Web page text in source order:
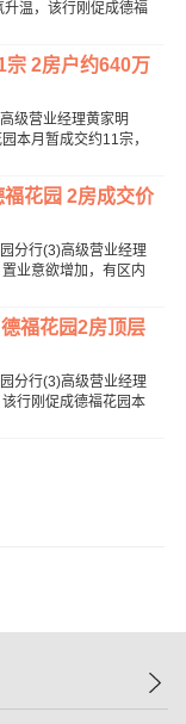
温，该行刚促成德福
宗 2房户约640万
级营业经理黄家明
本月暂成交约11宗，
福花园 2房成交价
分行(3)高级营业经理
业意欲增加，有区内
福花园2房顶层
分行(3)高级营业经理
行刚促成德福花园本